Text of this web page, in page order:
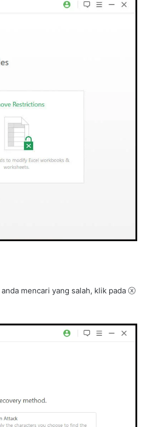
mencari yang salah, klik pada ⓧ